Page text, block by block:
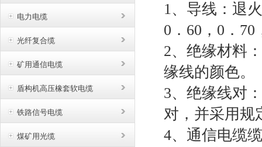
电力电缆
光纤复合缆
矿用通信电缆
盾构机高压橡套软电缆
铁路信号电缆
煤矿用光缆
1、导线：退
0．60，0．70
2、绝缘材料
缘线的颜色。
3、绝缘线对
对，并采用规
4、通信电缆